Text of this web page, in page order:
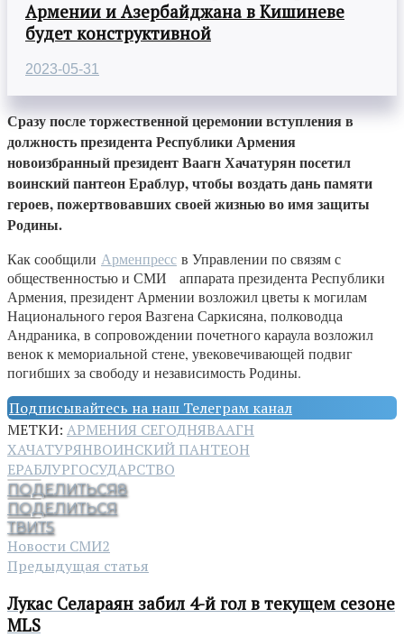
Армении и Азербайджана в Кишиневе
будет конструктивной
2023-05-31
Сразу после торжественной церемонии вступления в
должность президента Республики Армения
новоизбранный президент Ваагн Хачатурян посетил
воинский пантеон Ераблур, чтобы воздать дань памяти
героев, пожертвовавших своей жизнью во имя защиты
Родины.
Как сообщили Арменпресс в Управлении по связям с
общественностью и СМИ аппарата президента Республики
Армения, президент Армении возложил цветы к могилам
Национального героя Вазгена Саркисяна, полководца
Андраника, в сопровождении почетного караула возложил
венок к мемориальной стене, увековечивающей подвиг
погибших за свободу и независимость Родины.
Подписывайтесь на наш Телеграм канал
МЕТКИ: АРМЕНИЯ СЕГОДНЯВААГН
ХАЧАТУРЯНВОИНСКИЙ ПАНТЕОН
ЕРАБЛУРГОСУДАРСТВО
ПОДЕЛИТЬСЯ8
ПОДЕЛИТЬСЯ
ТВИТ5
Новости СМИ2
Предыдущая статья
Лукас Селараян забил 4-й гол в текущем сезоне
MLS